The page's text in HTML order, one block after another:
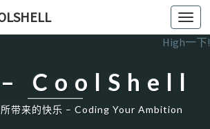
High一下!
– CoolShell
带来的快乐 – Coding Your Ambition